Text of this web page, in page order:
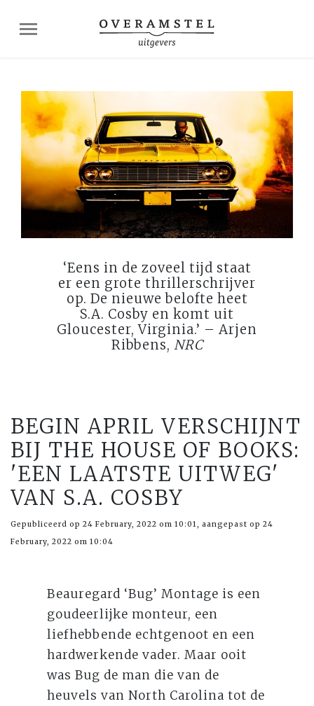
‘Eens in de zoveel tijd staat
er een grote thrillerschrijver
op. De nieuwe belofte heet
S.A. Cosby en komt uit
Gloucester, Virginia.’ – Arjen
Ribbens, NRC
BEGIN APRIL VERSCHIJNT
BIJ THE HOUSE OF BOOKS:
'EEN LAATSTE UITWEG'
VAN S.A. COSBY
Gepubliceerd op 24 February, 2022 om 10:01, aangepast op 24
February, 2022 om 10:04
Beauregard ‘Bug’ Montage is een
goudeerlijke monteur, een
liefhebbende echtgenoot en een
hardwerkende vader. Maar ooit
was Bug de man die van de
heuvels van North Carolina tot de